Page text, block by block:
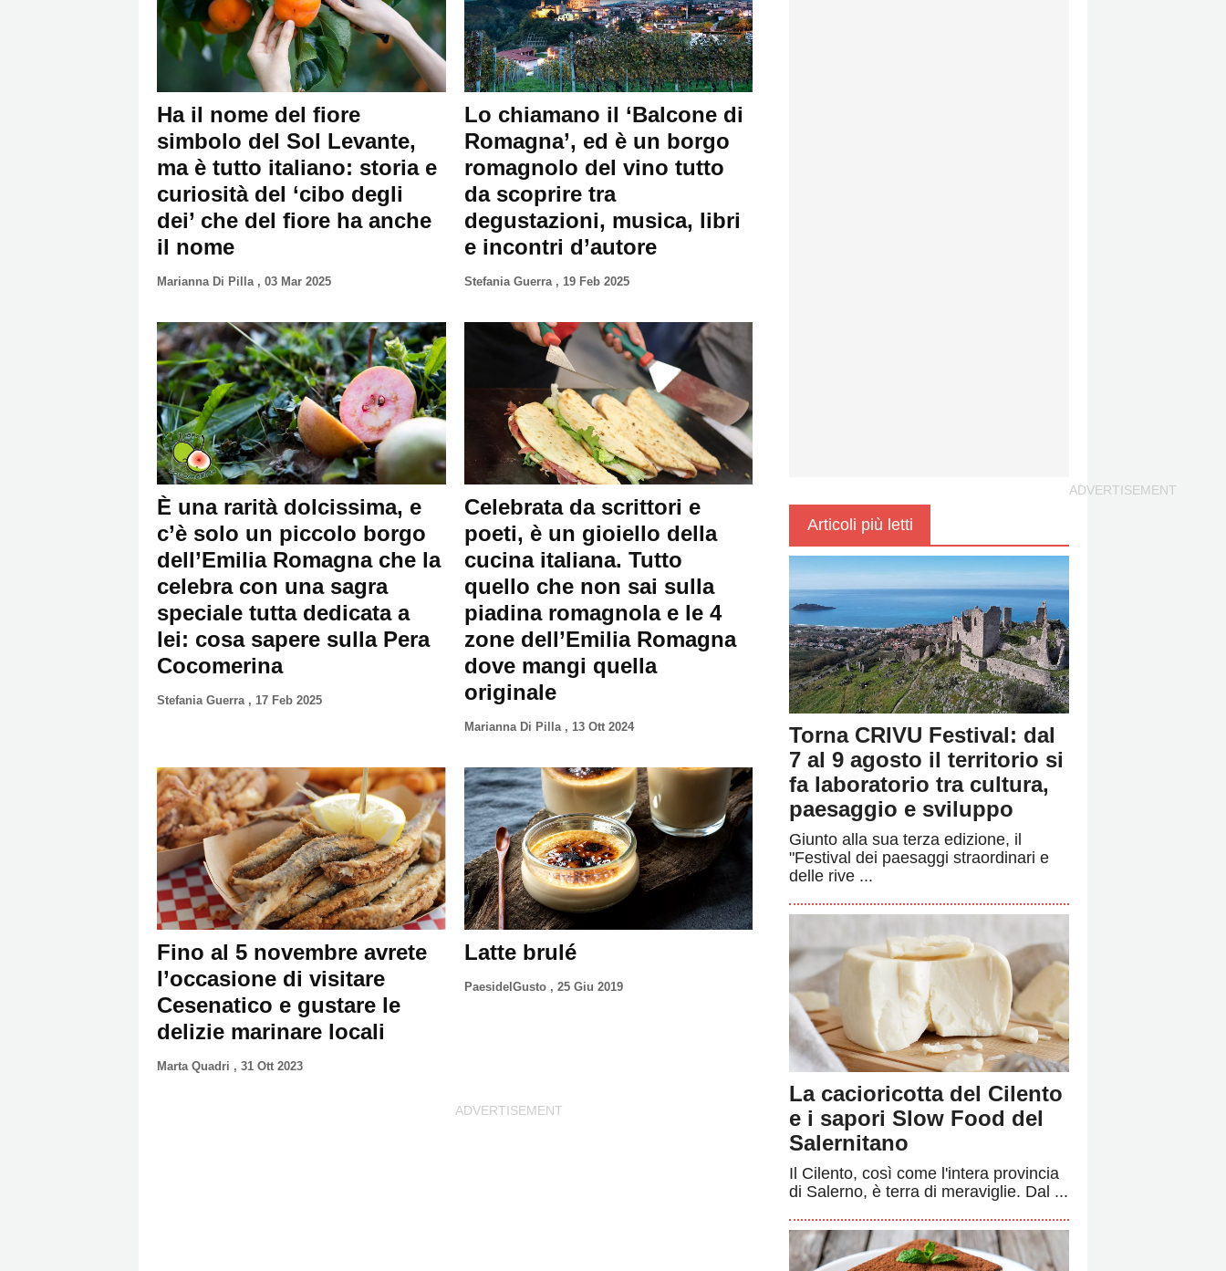
Ha il nome del fiore
simbolo del Sol Levante,
ma è tutto italiano: storia e
curiosità del ‘cibo degli
dei’ che del fiore ha anche
il nome
Marianna Di Pilla , 03 Mar 2025
Lo chiamano il ‘Balcone di
Romagna’, ed è un borgo
romagnolo del vino tutto
da scoprire tra
degustazioni, musica, libri
e incontri d’autore
Stefania Guerra , 19 Feb 2025
È una rarità dolcissima, e
c’è solo un piccolo borgo
dell’Emilia Romagna che la
celebra con una sagra
speciale tutta dedicata a
lei: cosa sapere sulla Pera
Cocomerina
Stefania Guerra , 17 Feb 2025
Celebrata da scrittori e
poeti, è un gioiello della
cucina italiana. Tutto
quello che non sai sulla
piadina romagnola e le 4
zone dell’Emilia Romagna
dove mangi quella
originale
Marianna Di Pilla , 13 Ott 2024
Fino al 5 novembre avrete
l’occasione di visitare
Cesenatico e gustare le
delizie marinare locali
Marta Quadri , 31 Ott 2023
Latte brulé
PaesidelGusto , 25 Giu 2019
Articoli più letti
Torna CRIVU Festival: dal
7 al 9 agosto il territorio si
fa laboratorio tra cultura,
paesaggio e sviluppo
Giunto alla sua terza edizione, il
"Festival dei paesaggi straordinari e
delle rive ...
La cacioricotta del Cilento
e i sapori Slow Food del
Salernitano
Il Cilento, così come l'intera provincia
di Salerno, è terra di meraviglie. Dal ...